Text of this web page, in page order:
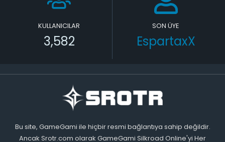
KULLANICILAR
3,582
SON ÜYE
EspartaxX
Bu site, GameGami ile hiçbir resmi bağlantıya sahip değildir.
Ancak Srotr.com olarak GameGami Silkroad Online'yi Her